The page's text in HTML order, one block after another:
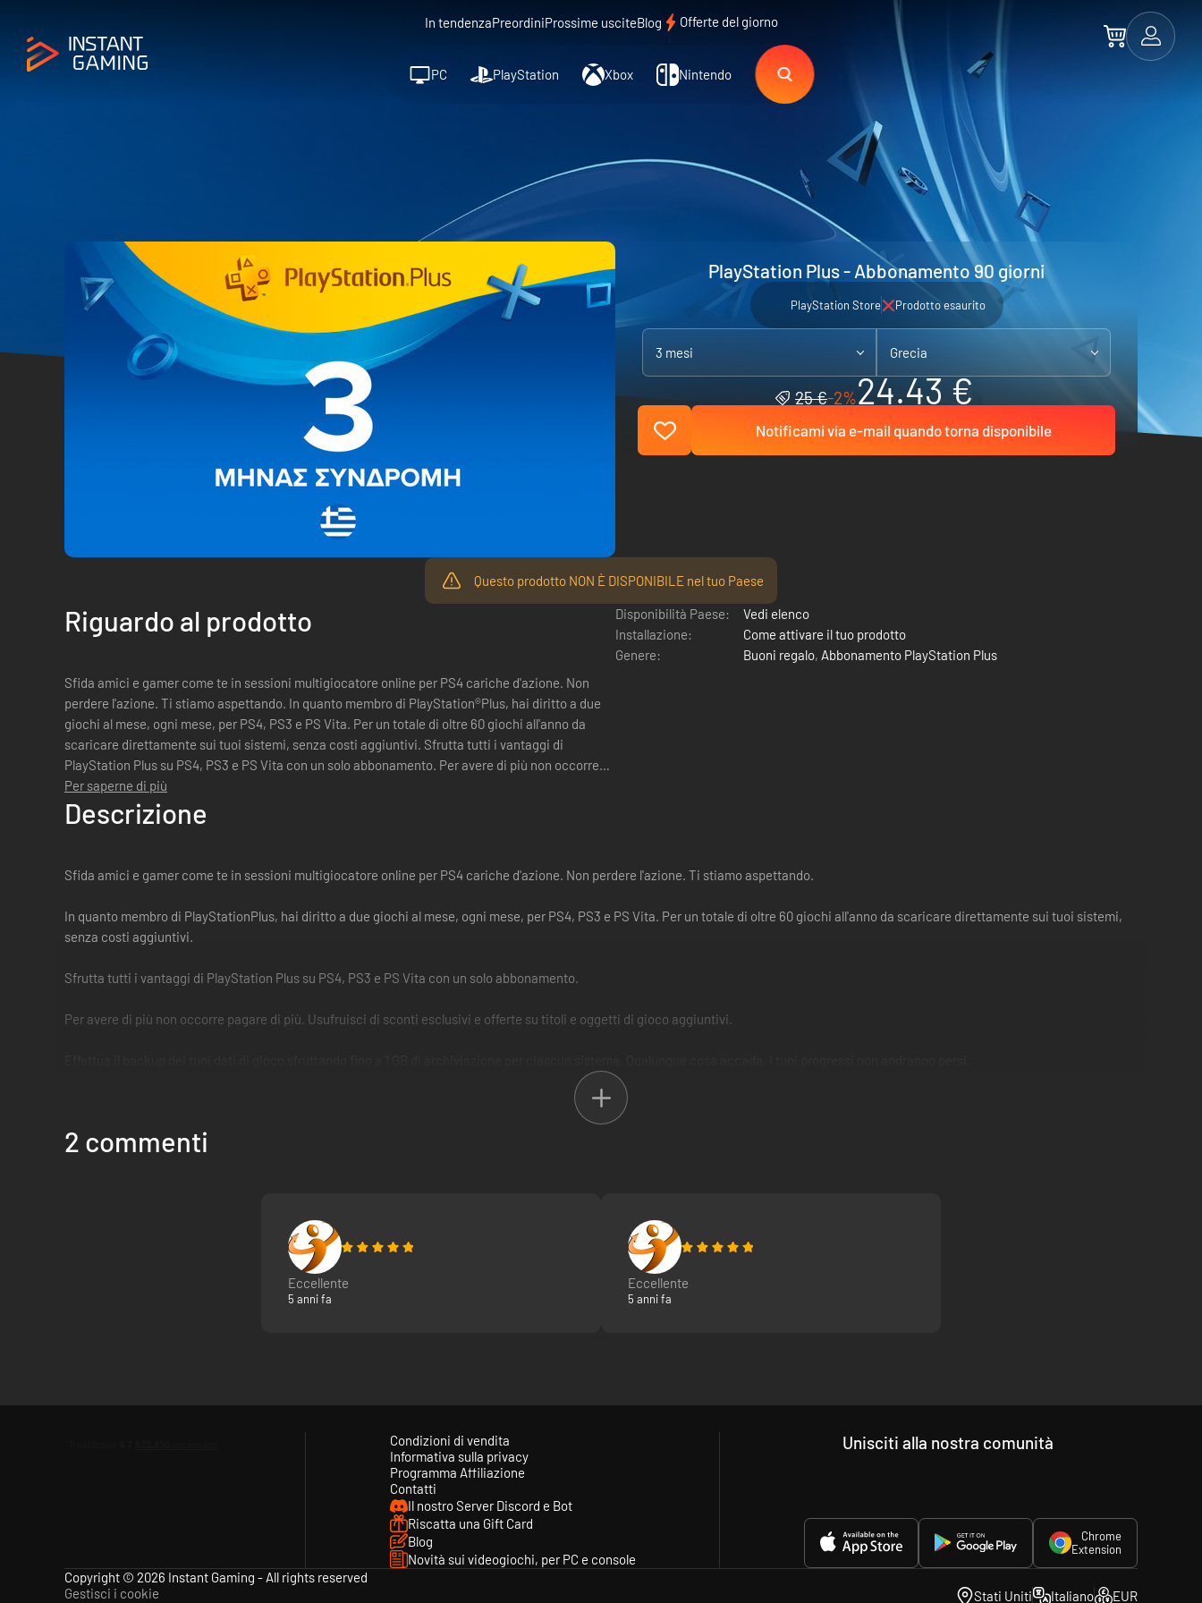
In tendenzaPreordiniProssime usciteBlog Offerte del giorno
PC PlayStation Xbox Nintendo
PlayStation Plus - Abbonamento 90 giorni
PlayStation Store Prodotto esaurito
3 mesi Grecia
25 €-2%24.43 €
Notificami via e-mail quando torna disponibile
Questo prodotto NON È DISPONIBILE nel tuo Paese
Riguardo al prodotto
Sfida amici e gamer come te in sessioni multigiocatore online per PS4 cariche d'azione. Non
perdere l'azione. Ti stiamo aspettando. In quanto membro di PlayStation®Plus, hai diritto a due
giochi al mese, ogni mese, per PS4, PS3 e PS Vita. Per un totale di oltre 60 giochi all'anno da
scaricare direttamente sui tuoi sistemi, senza costi aggiuntivi. Sfrutta tutti i vantaggi di
PlayStation Plus su PS4, PS3 e PS Vita con un solo abbonamento. Per avere di più non occorre
pagare di più. Usu...
Per saperne di più
Disponibilità Paese:
Vedi elenco
Installazione:
Come attivare il tuo prodotto
Genere:
Buoni regalo, Abbonamento PlayStation Plus
Descrizione
Sfida amici e gamer come te in sessioni multigiocatore online per PS4 cariche d'azione. Non perdere l'azione. Ti stiamo aspettando.
In quanto membro di PlayStationPlus, hai diritto a due giochi al mese, ogni mese, per PS4, PS3 e PS Vita. Per un totale di oltre 60 giochi all'anno da scaricare direttamente sui tuoi sistemi,
senza costi aggiuntivi.
Sfrutta tutti i vantaggi di PlayStation Plus su PS4, PS3 e PS Vita con un solo abbonamento.
Per avere di più non occorre pagare di più. Usufruisci di sconti esclusivi e offerte su titoli e oggetti di gioco aggiuntivi.
2 commenti
Eccellente
5 anni fa
Eccellente
5 anni fa
Condizioni di vendita
Informativa sulla privacy
Programma Affiliazione
Contatti
Il nostro Server Discord e Bot
Riscatta una Gift Card
Blog
Novità sui videogiochi, per PC e console
Unisciti alla nostra comunità
Chrome
Extension
Copyright © 2026 Instant Gaming - All rights reserved
Gestisci i cookie
Stati Uniti Italiano EUR